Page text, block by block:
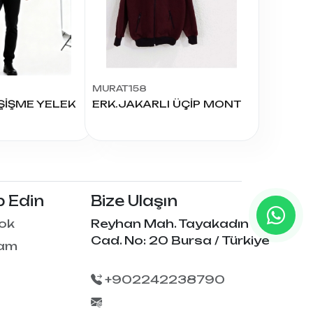
SÜTYEN TAKIM
ÇAMAŞIR
YELEK
MURAT158
ERK.JAKARLI ÜÇİP MONT
Edin Bize Ulaşın
Reyhan Mah. Tayakadın
Cad. No: 20 Bursa / Türkiye
+902242238790